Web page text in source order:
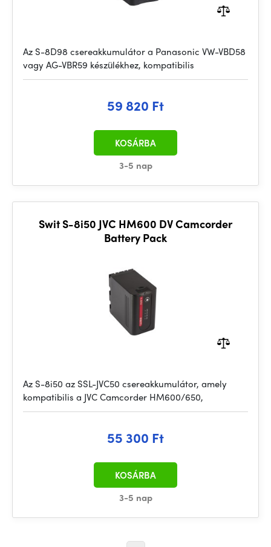
Az S-8D98 csereakkumulátor a Panasonic VW-VBD58
vagy AG-VBR59 készülékhez, kompatibilis
59 820 Ft
3-5 nap
KOSÁRBA
Swit S-8i50 JVC HM600 DV Camcorder
Battery Pack
Az S-8i50 az SSL-JVC50 csereakkumulátor, amely
kompatibilis a JVC Camcorder HM600/650,
55 300 Ft
3-5 nap
KOSÁRBA